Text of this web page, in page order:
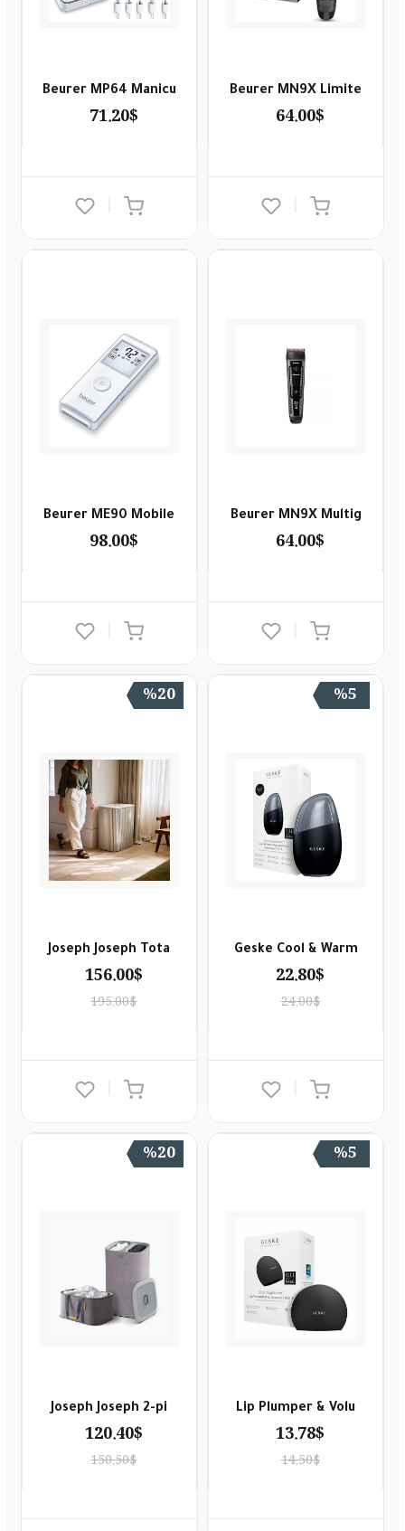
Beurer MN9X Limite
64.00$
Beurer MP64 Manicu
71.20$
Beurer MN9X Multig
64.00$
Beurer ME90 Mobile
98.00$
%5
Geske Cool & Warm
22.80$
24.00$
%20
Joseph Joseph Tota
156.00$
195.00$
%5
Lip Plumper & Volu
13.78$
14.50$
%20
Joseph Joseph 2-pi
120.40$
150.50$